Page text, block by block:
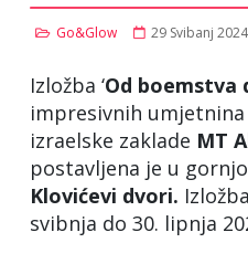
Go&Glow 29 Svibanj 2024
Izložba ‘Od boemstva
impresivnih
izraelske zaklade MT
postavljena je u
Klovićevi dvori.
svibnja do 30. lipnja